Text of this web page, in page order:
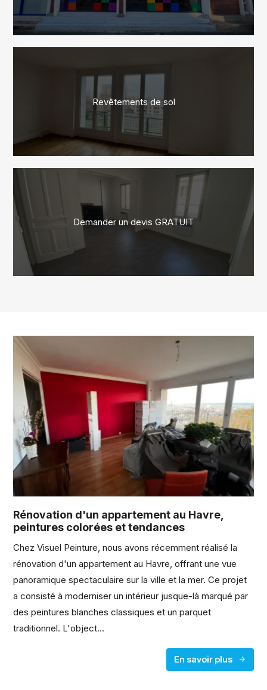
Revêtements de sol
Demander un devis GRATUIT
Rénovation d'un appartement au Havre,
peintures colorées et tendances
Chez Visuel Peinture, nous avons récemment réalisé la
rénovation d'un appartement au Havre, offrant une vue
panoramique spectaculaire sur la ville et la mer. Ce projet
a consisté à moderniser un intérieur jusque-là marqué par
des peintures blanches classiques et un parquet
traditionnel. L'object...
En savoir plus